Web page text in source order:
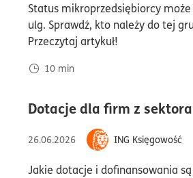
Status mikroprzedsiębiorcy
ulg. Sprawdź, kto należy do tej
Przeczytaj artykuł!
10 min
Dotacje dla firm z sektora
26.06.2026
ING Księgowość
Jakie dotacje i dofinansowania